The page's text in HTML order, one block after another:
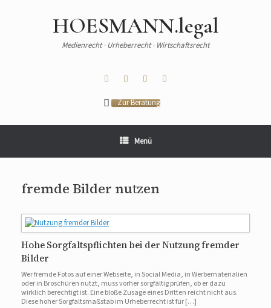
HOESMANN.legal
Medienrecht · Urheberrecht · Wirtschaftsrecht
Zur Beratung
Menü
fremde Bilder nutzen
Hohe Sorgfaltspflichten bei der Nutzung fremder
Bilder
Wer fremde Fotos auf einer Webseite, in Social Media, in Werbematerialien
oder in Broschüren nutzt, muss vorher sorgfältig prüfen, ob er dazu
wirklich berechtigt ist. Eine bloße Zusage eines Dritten reicht nicht aus.
Diese hoher Sorgfaltsmaßstab im Urheberrecht ist für […]